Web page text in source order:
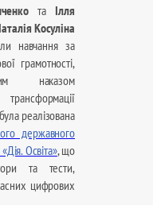
та Ілля
Косуліна
навчання за
грамотності,
наказом
реалізована
державного
Освіта», що
та тести,
цифрових